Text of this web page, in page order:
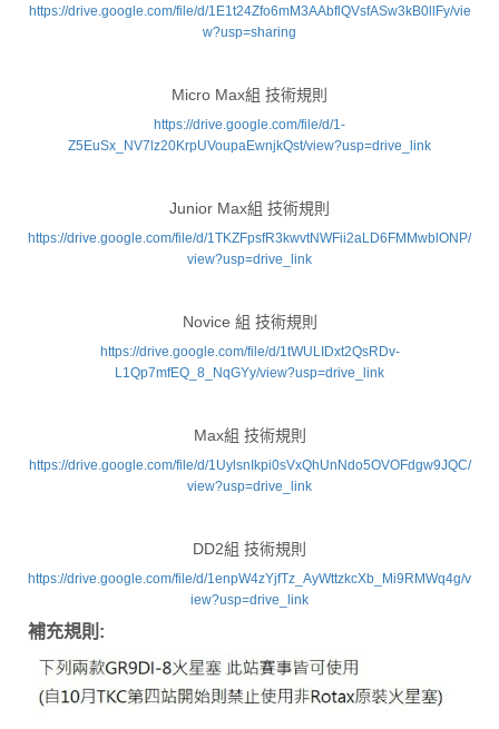
https://drive.google.com/file/d/1E1t24Zfo6mM3AAbflQVsfASw3kB0llFy/vie
w?usp=sharing
Micro Max組 技術規則
https://drive.google.com/file/d/1-
Z5EuSx_NV7lz20KrpUVoupaEwnjkQst/view?usp=drive_link
Junior Max組 技術規則
https://drive.google.com/file/d/1TKZFpsfR3kwvtNWFii2aLD6FMMwblONP/
view?usp=drive_link
Novice 組 技術規則
https://drive.google.com/file/d/1tWULIDxt2QsRDv-
L1Qp7mfEQ_8_NqGYy/view?usp=drive_link
Max組 技術規則
https://drive.google.com/file/d/1UylsnIkpi0sVxQhUnNdo5OVOFdgw9JQC/
view?usp=drive_link
DD2組 技術規則
https://drive.google.com/file/d/1enpW4zYjfTz_AyWttzkcXb_Mi9RMWq4g/v
iew?usp=drive_link
補充規則: